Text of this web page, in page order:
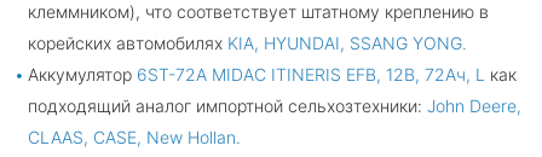
клеммником), что соответствует штатному креплению в
корейских автомобилях KIA, HYUNDAI, SSANG YONG.
Аккумулятор 6ST-72A MIDAC ITINERIS EFB, 12В, 72Ач, L как
подходящий аналог импортной сельхозтехники: John Deere,
CLAAS, CASE, New Hollan.